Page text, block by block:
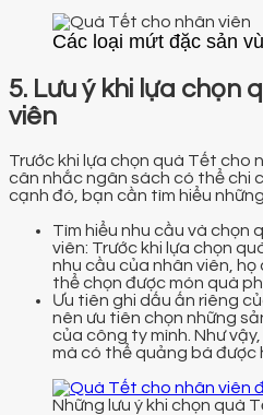
Các loại mứt đặc sản
5. Lưu ý khi lựa chọn
viên
Trước khi lựa chọn quà Tết cho
cân nhắc ngân sách có thể chi
cạnh đó, bạn cần tìm hiểu
Tìm hiểu nhu cầu và chọn
viên: Trước khi lựa chọn
nhu cầu của nhân viên,
thể chọn được món quà
Ưu tiên ghi dấu ấn riêng
nên ưu tiên chọn những
của công ty mình. Như
mà có thể quảng bá được
Những lưu ý khi chọn quà